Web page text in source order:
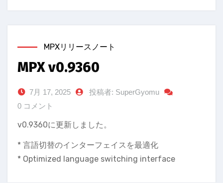
MPXリリースノート
MPX v0.9360
7月 17, 2025
投稿者: SuperGyomu
0 コメント
v0.9360に更新しました。
* 言語切替のインターフェイスを最適化
* Optimized language switching interface